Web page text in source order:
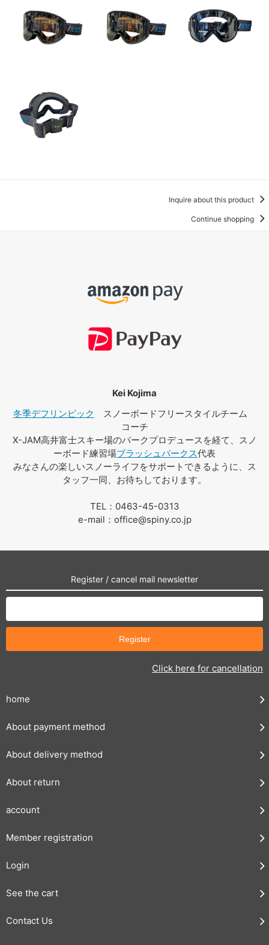
Inquire about this product
Continue shopping
Kei Kojima
冬季デフリンピック スノーボードフリースタイルチーム
コーチ
X-JAM高井富士スキー場のパークプロデュースを経て、スノ
ーボード練習場ブラッシュパークス代表
みなさんの楽しいスノーライフをサポートできるように、ス
タッフ一同、お待ちしております。
TEL：0463-45-0313
e-mail：office@spiny.co.jp
Register / cancel mail newsletter
Click here for cancellation
home
About payment method
About delivery method
About return
account
Member registration
Login
See the cart
Contact Us